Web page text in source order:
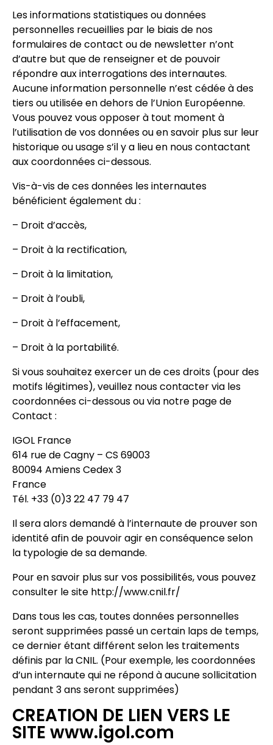
Les informations statistiques ou données
personnelles recueillies par le biais de nos
formulaires de contact ou de newsletter n’ont
d’autre but que de renseigner et de pouvoir
répondre aux interrogations des internautes.
Aucune information personnelle n’est cédée à des
tiers ou utilisée en dehors de l’Union Européenne.
Vous pouvez vous opposer à tout moment à
l’utilisation de vos données ou en savoir plus sur leur
historique ou usage s’il y a lieu en nous contactant
aux coordonnées ci-dessous.
Vis-à-vis de ces données les internautes
bénéficient également du :
– Droit d’accès,
– Droit à la rectification,
– Droit à la limitation,
– Droit à l’oubli,
– Droit à l’effacement,
– Droit à la portabilité.
Si vous souhaitez exercer un de ces droits (pour des
motifs légitimes), veuillez nous contacter via les
coordonnées ci-dessous ou via notre page de
Contact :
IGOL France
614 rue de Cagny – CS 69003
80094 Amiens Cedex 3
France
Tél. +33 (0)3 22 47 79 47
Il sera alors demandé à l’internaute de prouver son
identité afin de pouvoir agir en conséquence selon
la typologie de sa demande.
Pour en savoir plus sur vos possibilités, vous pouvez
consulter le site http://www.cnil.fr/
Dans tous les cas, toutes données personnelles
seront supprimées passé un certain laps de temps,
ce dernier étant différent selon les traitements
définis par la CNIL. (Pour exemple, les coordonnées
d’un internaute qui ne répond à aucune sollicitation
pendant 3 ans seront supprimées)
CREATION DE LIEN VERS LE
SITE www.igol.com